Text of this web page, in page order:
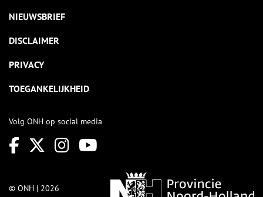
NIEUWSBRIEF
DISCLAIMER
PRIVACY
TOEGANKELIJKHEID
Volg ONH op social media
© ONH | 2026